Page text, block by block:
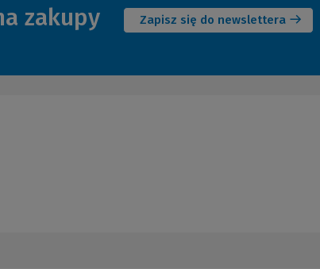
zakupy Zapisz się do newslettera
okno)